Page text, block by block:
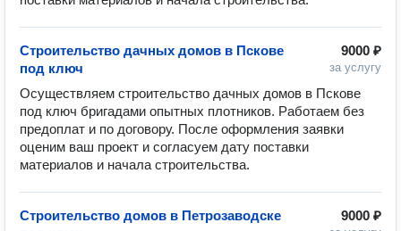
9000 ₽
за услугу
Строительство дачных домов в Пскове
под ключ
Осуществляем строительство дачных домов в Пскове
под ключ бригадами опытных плотников. Работаем без
предоплат и по договору. После оформления заявки
оценим ваш проект и согласуем дату поставки
9000 ₽
Строительство домов в Петрозаводске